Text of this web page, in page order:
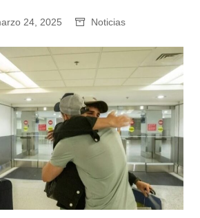
24, 2025 Noticias